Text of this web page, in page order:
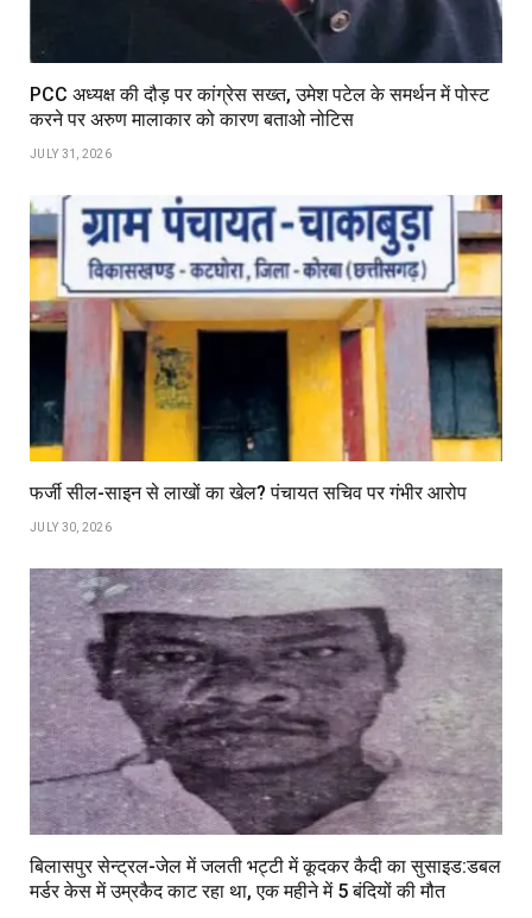
PCC अध्यक्ष की दौड़ पर कांग्रेस सख्त, उमेश पटेल के समर्थन में पोस्ट
करने पर अरुण मालाकार को कारण बताओ नोटिस
JULY 31, 2026
फर्जी सील-साइन से लाखों का खेल? पंचायत सचिव पर गंभीर आरोप
JULY 30, 2026
बिलासपुर सेन्ट्रल-जेल में जलती भट्टी में कूदकर कैदी का सुसाइड:डबल
मर्डर केस में उम्रकैद काट रहा था, एक महीने में 5 बंदियों की मौत